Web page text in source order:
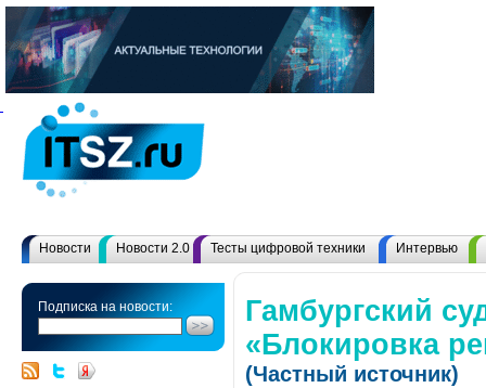
Новости Новости 2.0 Тесты цифровой техники Интервью
Подписка на новости:
Гамбургский
«Блокировка
(Частный источник)